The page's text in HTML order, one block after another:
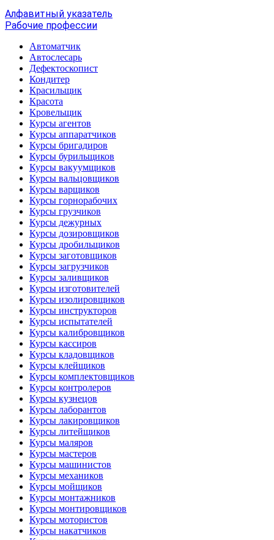
Алфавитный указатель
Рабочие профессии
Автоматчик
Автослесарь
Дефектоскопист
Кондитер
Красильщик
Красота
Кровельщик
Курсы агентов
Курсы аппаратчиков
Курсы бригадиров
Курсы бурильщиков
Курсы вакуумщиков
Курсы вальцовщиков
Курсы варщиков
Курсы горнорабочих
Курсы грузчиков
Курсы дежурных
Курсы дозировщиков
Курсы дробильщиков
Курсы заготовщиков
Курсы загрузчиков
Курсы заливщиков
Курсы изготовителей
Курсы изолировщиков
Курсы инструкторов
Курсы испытателей
Курсы калибровщиков
Курсы кассиров
Курсы кладовщиков
Курсы клейщиков
Курсы комплектовщиков
Курсы контролеров
Курсы кузнецов
Курсы лаборантов
Курсы лакировщиков
Курсы литейщиков
Курсы маляров
Курсы мастеров
Курсы машинистов
Курсы механиков
Курсы мойщиков
Курсы монтажников
Курсы монтировщиков
Курсы мотористов
Курсы накатчиков